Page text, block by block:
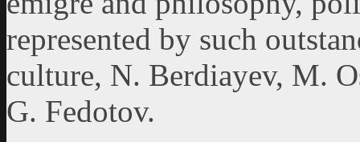
represented by such
culture, N. Berdiayev, М.
G. Fedotov.